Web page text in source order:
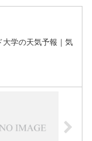
大学の天気予報｜気